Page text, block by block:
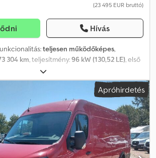
(23 495 EUR bruttó)
Hívás
teljesen működőképes,
304 km, teljesítmény:96 kW (130,52 LE), első
, üzemanyagtípus:
állapota:80 százalék, tengelyelrendezés:
, ülések száma:2, Gyártási
, Felszereltség:ABS, szervokormány
TLH16 – hibrid, 16,2 m, 230 kg Maximális
m Megtett távolság (km): 73 304 km
év: 2017/04 Kibocsátási osztály: EURO6
kg Credpjztb Hcjfx Ah Def Teljesítmény: 96
(ccm-ben): 2956 Típus: Hidraulikus
Apróhirdetés